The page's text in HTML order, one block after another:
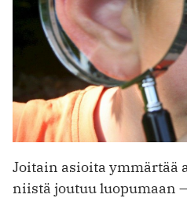
Joitain asioita ymmärtää
niistä joutuu luopumaan